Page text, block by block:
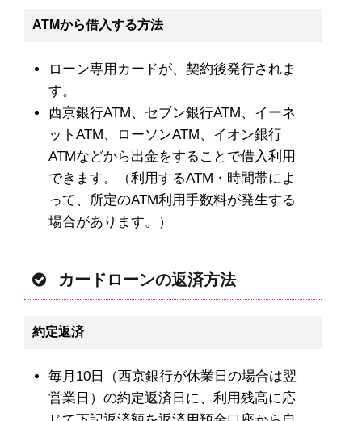
ATMから借入する方法
ローン専用カードが、契約後発行されま
す。
西京銀行ATM、セブン銀行ATM、イーネ
ットATM、ローソンATM、イオン銀行
ATMなどから出金をすることで借入利用
できます。（利用するATM・時間帯によ
って、所定のATM利用手数料が発生する
場合があります。）
カードローンの返済方法
約定返済
毎月10日（西京銀行が休業日の場合は翌
営業日）の約定返済日に、利用残高に応